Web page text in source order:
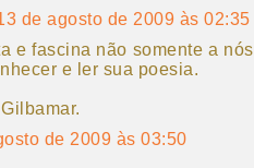
de agosto de 2009 às 02:35
e fascina não somente a
e ler sua poesia.
de 2009 às 03:50